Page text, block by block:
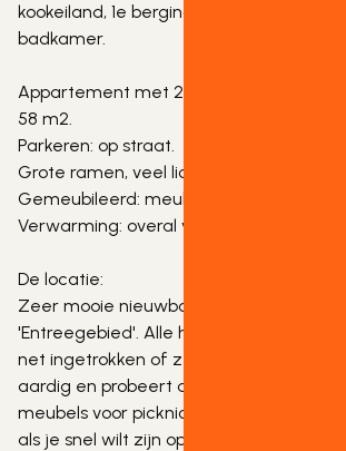
kookeiland, 1e berging, een wasruimte,
badkamer.
Appartement met 2 verdiepingen totaal
58 m2.
Parkeren: op straat.
Grote ramen, veel licht, hoog plafond.
Gemeubileerd: meubels, design
Verwarming: overal vloerverwarming.
De locatie:
Zeer mooie nieuwbouwwijk met de
'Entreegebied'. Alle huizen zijn nieuw,
net ingetrokken of ze verhuizen nu.
aardig en probeert de buurt nog leuker
meubels voor picknicks en ander
als je snel wilt zijn op de snelweg